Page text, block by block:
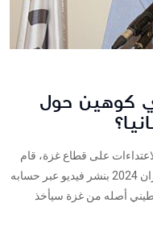
كوهين حول
على قطاع غزة، قام
الإعلامي الإسرائيلي إيدي كوهين في 4 حزيران 2024 بنشر فيديو عبر حسابه
أصله من غزة سيأخذ